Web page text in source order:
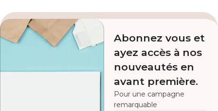
Abonnez vous et
ayez accès à nos
nouveautés en
avant première.
Pour une campagne
remarquable